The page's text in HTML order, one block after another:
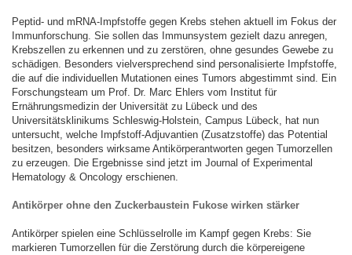
Peptid- und mRNA-Impfstoffe gegen Krebs stehen aktuell im Fokus der
Immunforschung. Sie sollen das Immunsystem gezielt dazu anregen,
Krebszellen zu erkennen und zu zerstören, ohne gesundes Gewebe zu
schädigen. Besonders vielversprechend sind personalisierte Impfstoffe,
die auf die individuellen Mutationen eines Tumors abgestimmt sind. Ein
Forschungsteam um Prof. Dr. Marc Ehlers vom Institut für
Ernährungsmedizin der Universität zu Lübeck und des
Universitätsklinikums Schleswig-Holstein, Campus Lübeck, hat nun
untersucht, welche Impfstoff-Adjuvantien (Zusatzstoffe) das Potential
besitzen, besonders wirksame Antikörperantworten gegen Tumorzellen
zu erzeugen. Die Ergebnisse sind jetzt im Journal of Experimental
Hematology & Oncology erschienen.
Antikörper ohne den Zuckerbaustein Fukose wirken stärker
Antikörper spielen eine Schlüsselrolle im Kampf gegen Krebs: Sie
markieren Tumorzellen für die Zerstörung durch die körpereigene